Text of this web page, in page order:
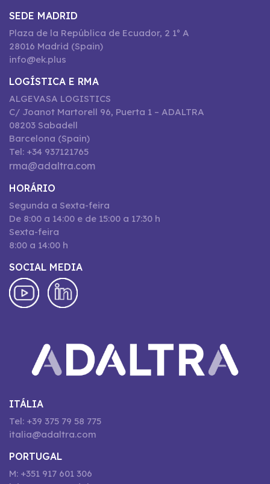
SEDE MADRID
Plaza de la República de Ecuador, 2 1º A
28016 Madrid (Spain)
info@ek.plus
LOGÍSTICA E RMA
ALGEVASA LOGISTICS
C/ Joanot Martorell 96, Puerta 1 – ADALTRA
08203 Sabadell
Barcelona (Spain)
Tel: +34 937121765
rma@adaltra.com
HORÁRIO
Segunda a Sexta-feira
De 8:00 a 14:00 e de 15:00 a 17:30 h
Sexta-feira
8:00 a 14:00 h
SOCIAL MEDIA
ITÁLIA
Tel: +39 375 79 58 775
italia@adaltra.com
PORTUGAL
M: +351 917 601 306